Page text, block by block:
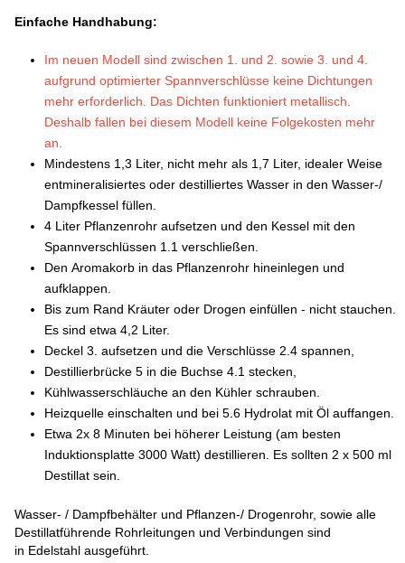
Einfache Handhabung:
Im neuen Modell sind zwischen 1. und 2. sowie 3. und 4.
aufgrund optimierter Spannverschlüsse keine Dichtungen
mehr erforderlich. Das Dichten funktioniert metallisch.
Deshalb fallen bei diesem Modell keine Folgekosten mehr
an.
Mindestens 1,3 Liter, nicht mehr als 1,7 Liter, idealer Weise
entmineralisiertes oder destilliertes Wasser in den Wasser-/
Dampfkessel füllen.
4 Liter Pflanzenrohr aufsetzen und den Kessel mit den
Spannverschlüssen 1.1 verschließen.
Den Aromakorb in das Pflanzenrohr hineinlegen und
aufklappen.
Bis zum Rand Kräuter oder Drogen einfüllen - nicht stauchen.
Es sind etwa 4,2 Liter.
Deckel 3. aufsetzen und die Verschlüsse 2.4 spannen,
Destillierbrücke 5 in die Buchse 4.1 stecken,
Kühlwasserschläuche an den Kühler schrauben.
Heizquelle einschalten und bei 5.6 Hydrolat mit Öl auffangen.
Etwa 2x 8 Minuten bei höherer Leistung (am besten
Induktionsplatte 3000 Watt) destillieren. Es sollten 2 x 500 ml
Destillat sein.
Wasser- / Dampfbehälter und Pflanzen-/ Drogenrohr, sowie alle
Destillatführende Rohrleitungen und Verbindungen sind
in Edelstahl ausgeführt.